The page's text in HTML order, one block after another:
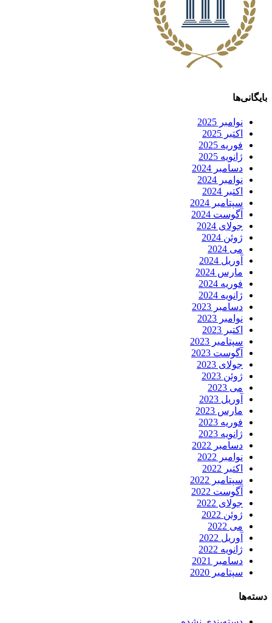
بایگانی‌ها
نوامبر 2025
اکتبر 2025
فوریه 2025
ژانویه 2025
دسامبر 2024
نوامبر 2024
اکتبر 2024
سپتامبر 2024
آگوست 2024
جولای 2024
ژوئن 2024
می 2024
آوریل 2024
مارس 2024
فوریه 2024
ژانویه 2024
دسامبر 2023
نوامبر 2023
اکتبر 2023
سپتامبر 2023
آگوست 2023
جولای 2023
ژوئن 2023
می 2023
آوریل 2023
مارس 2023
فوریه 2023
ژانویه 2023
دسامبر 2022
نوامبر 2022
اکتبر 2022
سپتامبر 2022
آگوست 2022
جولای 2022
ژوئن 2022
می 2022
آوریل 2022
ژانویه 2022
دسامبر 2021
سپتامبر 2020
دسته‌ها